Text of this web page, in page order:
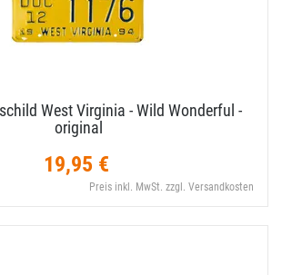
West Virginia - Wild Wonderful -
original
19,95 €
Preis inkl. MwSt. zzgl. Versandkosten